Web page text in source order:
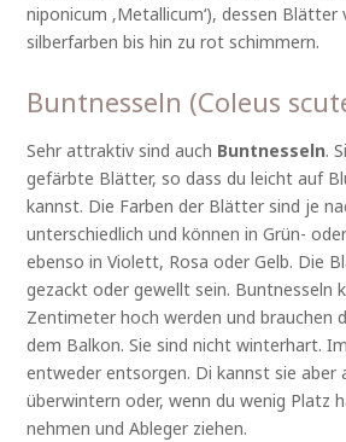
niponicum ‚Metallicum‘), dessen
silberfarben bis hin zu rot schimmern.
Buntnesseln (Coleus
Sehr attraktiv sind auch Buntnesseln.
gefärbte Blätter, so dass du leicht auf
kannst. Die Farben der Blätter sind je
unterschiedlich und können in Grün-
ebenso in Violett, Rosa oder Gelb. Die
gezackt oder gewellt sein. Buntnesseln
Zentimeter hoch werden und brauchen
dem Balkon. Sie sind nicht winterhart.
entweder entsorgen. Di kannst sie aber
überwintern oder, wenn du wenig Platz
nehmen und Ableger ziehen.